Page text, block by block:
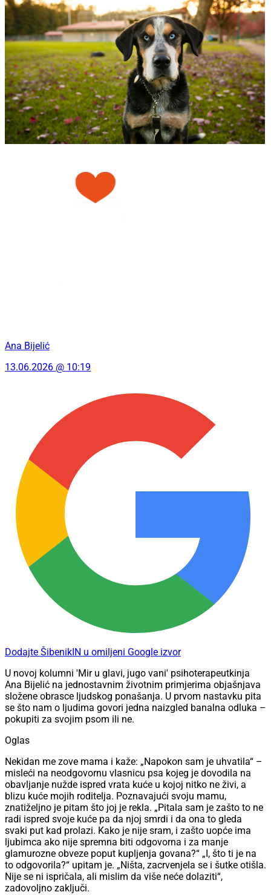
Ana Bijelić
13.06.2026 @ 10:19
Dodajte ŠibenikIN u omiljeni Google izvor
U novoj kolumni 'Mir u glavi, jugo vani' psihoterapeutkinja
Ana Bijelić na jednostavnim životnim primjerima objašnjava
složene obrasce ljudskog ponašanja. U prvom nastavku pita
se što nam o ljudima govori jedna naizgled banalna odluka –
pokupiti za svojim psom ili ne.
Oglas
Nekidan me zove mama i kaže: „Napokon sam je uhvatila“ –
misleći na neodgovornu vlasnicu psa kojeg je dovodila na
obavljanje nužde ispred vrata kuće u kojoj nitko ne živi, a
blizu kuće mojih roditelja. Poznavajući svoju mamu,
znatiželjno je pitam što joj je rekla. „Pitala sam je zašto to ne
radi ispred svoje kuće pa da njoj smrdi i da ona to gleda
svaki put kad prolazi. Kako je nije sram, i zašto uopće ima
ljubimca ako nije spremna biti odgovorna i za manje
glamurozne obveze poput kupljenja govana?“ „I, što ti je na
to odgovorila?“ upitam je. „Ništa, zacrvenjela se i šutke otišla.
Nije se ni ispričala, ali mislim da više neće dolaziti“,
zadovoljno zaključi.